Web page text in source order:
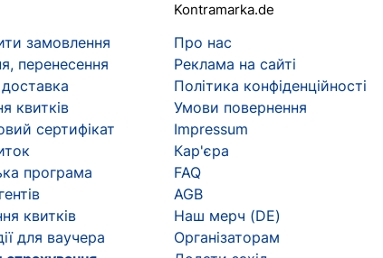
замовлення
перенесення
квитків
сертифікат
програма
квитків
для ваучера
Kontramarka.de
Про нас
Реклама на сайті
Політика конфіденційності
Умови повернення
Impressum
Кар'єра
FAQ
AGB
Наш мерч (DE)
Організаторам